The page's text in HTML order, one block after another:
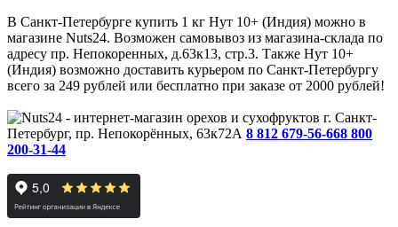
В Санкт-Петербурге купить 1 кг Нут 10+ (Индия) можно в
магазине Nuts24. Возможен самовывоз из магазина-склада по
адресу пр. Непокоренных, д.63к13, стр.3. Также Нут 10+
(Индия) возможно доставить курьером по Санкт-Петербургу
всего за 249 рублей или бесплатно при заказе от 2000 рублей!
г. Санкт-
Петербург, пр. Непокорённых, 63к72А 8 812 679-56-668 800
200-31-44